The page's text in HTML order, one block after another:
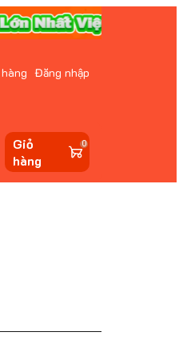
Đăng nhập
0
Giỏ
hàng